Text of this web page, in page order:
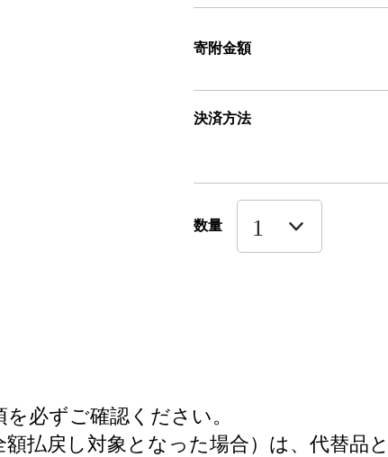
寄附金額
決済方法
数量
必ずご確認ください。
額払戻し対象となった場合）は、代替品